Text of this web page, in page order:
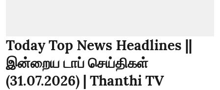
Today Top News Headlines ||
இன்றைய டாப் செய்திகள்
(31.07.2026) | Thanthi TV